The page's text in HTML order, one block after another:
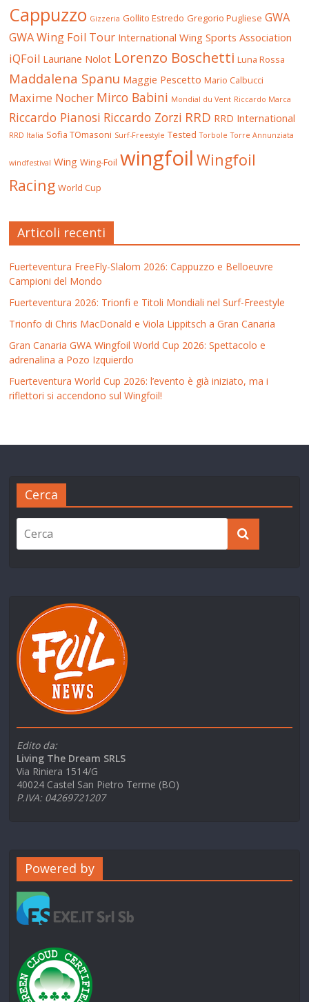
Cappuzzo Gizzeria Gollito Estredo Gregorio Pugliese GWA
GWA Wing Foil Tour International Wing Sports Association
iQFoil Lauriane Nolot Lorenzo Boschetti Luna Rossa
Maddalena Spanu Maggie Pescetto Mario Calbucci
Maxime Nocher Mirco Babini Mondial du Vent Riccardo Marca
Riccardo Pianosi Riccardo Zorzi RRD RRD International
RRD Italia Sofia TOmasoni Surf-Freestyle Tested Torbole Torre Annunziata
windfestival Wing Wing-Foil wingfoil Wingfoil
Racing World Cup
Articoli recenti
Fuerteventura FreeFly-Slalom 2026: Cappuzzo e Belloeuvre
Campioni del Mondo
Fuerteventura 2026: Trionfi e Titoli Mondiali nel Surf-Freestyle
Trionfo di Chris MacDonald e Viola Lippitsch a Gran Canaria
Gran Canaria GWA Wingfoil World Cup 2026: Spettacolo e
adrenalina a Pozo Izquierdo
Fuerteventura World Cup 2026: l’evento è già iniziato, ma i
riflettori si accendono sul Wingfoil!
Cerca
Edito da:
Living The Dream SRLS
Via Riniera 1514/G
40024 Castel San Pietro Terme (BO)
P.IVA: 04269721207
Powered by